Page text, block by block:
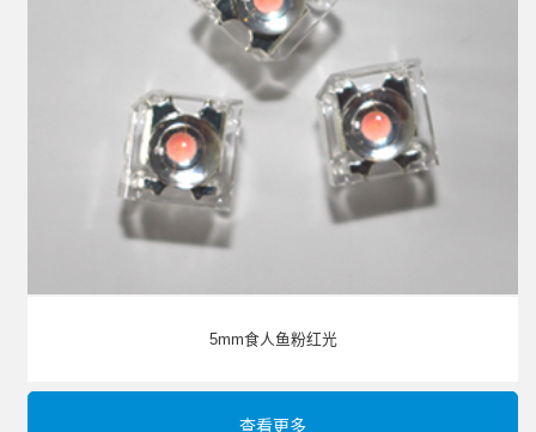
5mm食人鱼粉红光
查看更多